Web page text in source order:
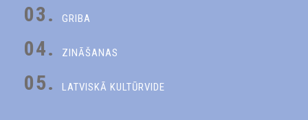
03. GRIBA
04. ZINĀŠANAS
05. LATVISKĀ KULTŪRVIDE